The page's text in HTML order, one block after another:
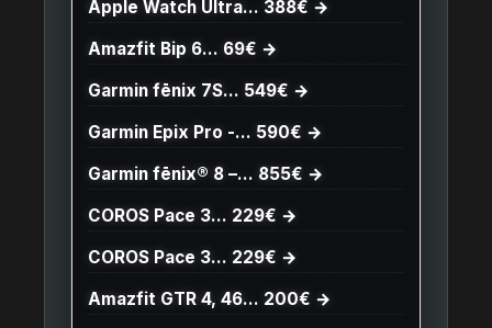
Apple Watch Ultra… 388€ →
Amazfit Bip 6… 69€ →
Garmin fēnix 7S… 549€ →
Garmin Epix Pro -… 590€ →
Garmin fēnix® 8 –… 855€ →
COROS Pace 3… 229€ →
COROS Pace 3… 229€ →
Amazfit GTR 4, 46… 200€ →